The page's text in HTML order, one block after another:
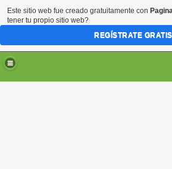
Este sitio web fue creado gratuitamente con
tener tu propio sitio web?
REGÍSTRATE GRATIS